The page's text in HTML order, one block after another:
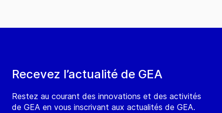
Recevez l’actualité de GEA
Restez au courant des innovations et des activités
de GEA en vous inscrivant aux actualités de GEA.